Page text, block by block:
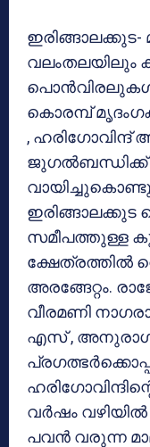
ഇരിങ്ങാലക്കുട-
വലംതലയിലും
കൊരമ്പ്
,
ജുഗല്‍ബന്ധിക്ക്
വായിച്ചുകൊണ്ടു
സമീപത്തുള്ള
ക്ഷേത്രത്തില്‍
അരങ്ങേറ്റം.
വീരമണി
എസ് , അനുരാഗ്
വര്‍ഷം
പവന്‍ വരുന്ന